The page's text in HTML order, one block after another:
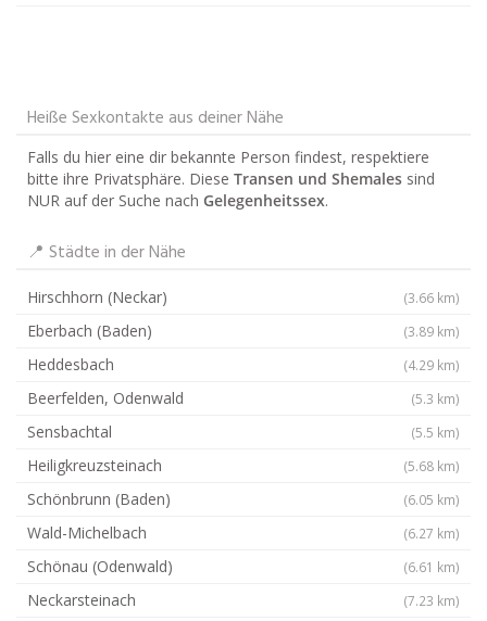
Heiße Sexkontakte aus deiner Nähe
Falls du hier eine dir bekannte Person findest, respektiere
bitte ihre Privatsphäre. Diese Transen und Shemales sind
NUR auf der Suche nach Gelegenheitssex.
📍 Städte in der Nähe
Hirschhorn (Neckar) (3.66 km)
Eberbach (Baden) (3.89 km)
Heddesbach (4.29 km)
Beerfelden, Odenwald (5.3 km)
Sensbachtal (5.5 km)
Heiligkreuzsteinach (5.68 km)
Schönbrunn (Baden) (6.05 km)
Wald-Michelbach (6.27 km)
Schönau (Odenwald) (6.61 km)
Neckarsteinach (7.23 km)